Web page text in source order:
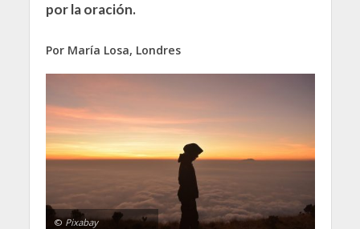
por la oración.
Por María Losa, Londres
© Pixabay